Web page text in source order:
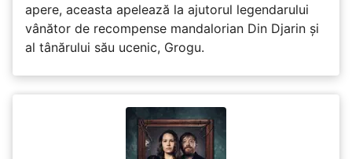
apere, aceasta apelează la ajutorul legendarului
vânător de recompense mandalorian Din Djarin și
al tânărului său ucenic, Grogu.